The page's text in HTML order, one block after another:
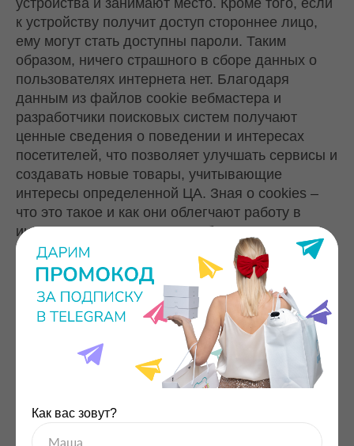
к устройству получит доступ стороннее лицо,
ему могут стать доступны пароли. Таким
образом, ничего страшного в сборе данных о
пользователях интернета нет. Благодаря
данным из файлов cookie вебмастера и
разработчики поисковых систем получают
ценные сведения о поведении и интересах
посетителей, что позволяет улучшать сервисы и
создавать новые товары, учитывающие
интересы определенной ЦА. Зная о cookies –
что это такое и как они облегчают работу в
интернете, пользователи не боятся изучать
сайты, искать информацию, вводить пароли и
пользоваться разными сервисами.
И совсем коротко о Куки
Cookies файлы - не являются персональными
данными, даже при сборе фамилии и имени.
Так как они не устанавливают личность
Как вас зовут?